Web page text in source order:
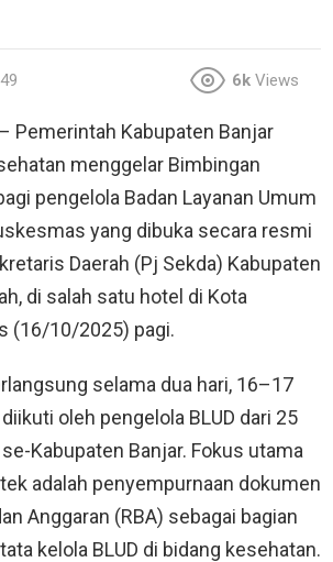
6k Views
– Pemerintah Kabupaten Banjar
menggelar Bimbingan
pengelola Badan Layanan Umum
yang dibuka secara resmi
Daerah (Pj Sekda) Kabupaten
di salah satu hotel di Kota
(16/10/2025) pagi.
selama dua hari, 16–17
oleh pengelola BLUD dari 25
Kabupaten Banjar. Fokus utama
adalah penyempurnaan dokumen
Anggaran (RBA) sebagai bagian
kelola BLUD di bidang kesehatan.